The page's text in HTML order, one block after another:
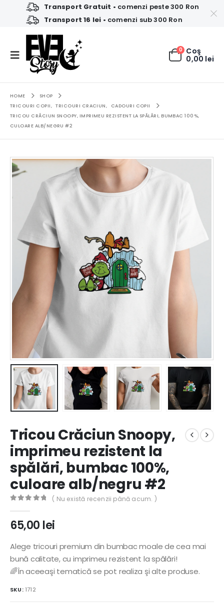
Transport Gratuit • comenzi peste 300 Ron
Transport 16 lei • comenzi sub 300 Ron
0 Coş
0,00 lei
HOME
SHOP
TRICOURI COPII, TRICOURI CRACIUN,
CADOURI COPII
TRICOU CRĂCIUN SNOOPY, IMPRIMEU REZISTENT LA SPĂLĂRI, BUMBAC 100%,
CULOARE ALB/NEGRU #2
Tricou Crăciun Snoopy,
imprimeu rezistent la
spălări, bumbac 100%,
culoare alb/negru #2
( Nu există recenzii până acum. )
65,00 lei
Alege tricouri premium din bumbac moale de cea mai
bună calitate, cu imprimeu rezistent la spălări!
🌈În aceeaşi tematică se pot realiza şi alte produse.
SKU: 1712